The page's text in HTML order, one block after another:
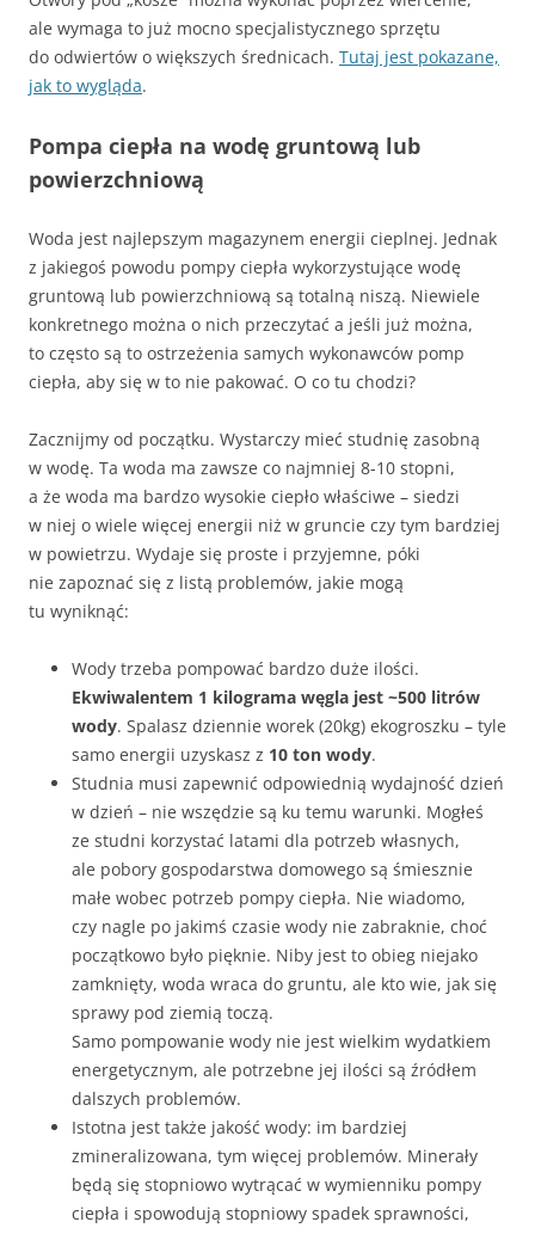
ale wymaga to już mocno specjalistycznego sprzętu
do odwiertów o większych średnicach. Tutaj jest pokazane,
jak to wygląda.
Pompa ciepła na wodę gruntową lub
powierzchniową
Woda jest najlepszym magazynem energii cieplnej. Jednak
z jakiegoś powodu pompy ciepła wykorzystujące wodę
gruntową lub powierzchniową są totalną niszą. Niewiele
konkretnego można o nich przeczytać a jeśli już można,
to często są to ostrzeżenia samych wykonawców pomp
ciepła, aby się w to nie pakować. O co tu chodzi?
Zacznijmy od początku. Wystarczy mieć studnię zasobną
w wodę. Ta woda ma zawsze co najmniej 8-10 stopni,
a że woda ma bardzo wysokie ciepło właściwe – siedzi
w niej o wiele więcej energii niż w gruncie czy tym bardziej
w powietrzu. Wydaje się proste i przyjemne, póki
nie zapoznać się z listą problemów, jakie mogą
tu wyniknąć:
Wody trzeba pompować bardzo duże ilości.
Ekwiwalentem 1 kilograma węgla jest ~500 litrów
wody. Spalasz dziennie worek (20kg) ekogroszku – tyle
samo energii uzyskasz z 10 ton wody.
Studnia musi zapewnić odpowiednią wydajność dzień
w dzień – nie wszędzie są ku temu warunki. Mogłeś
ze studni korzystać latami dla potrzeb własnych,
ale pobory gospodarstwa domowego są śmiesznie
małe wobec potrzeb pompy ciepła. Nie wiadomo,
czy nagle po jakimś czasie wody nie zabraknie, choć
początkowo było pięknie. Niby jest to obieg niejako
zamknięty, woda wraca do gruntu, ale kto wie, jak się
sprawy pod ziemią toczą.
Samo pompowanie wody nie jest wielkim wydatkiem
energetycznym, ale potrzebne jej ilości są źródłem
dalszych problemów.
Istotna jest także jakość wody: im bardziej
zmineralizowana, tym więcej problemów. Minerały
będą się stopniowo wytrącać w wymienniku pompy
ciepła i spowodują stopniowy spadek sprawności,